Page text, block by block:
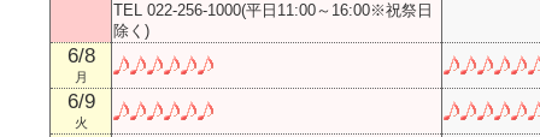
TEL 022-256-1000(平日11:00～16:00※祝祭日
除く)
6/8
月
6/9
火